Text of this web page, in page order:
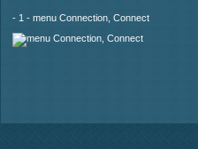
- 1 - menu Connection, Connect